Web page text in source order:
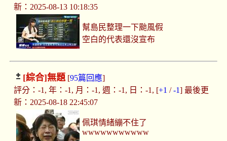
新：2025-08-13 10:18:35
幫島民整理一下颱風假
空白的代表還沒宣布
[綜合]無題[95篇回應]
評分：-1, 年：-1, 月：-1, 週：-1, 日：-1, [+1 /-1] 最後更
新：2025-08-18 22:45:07
佩琪情緒繃不住了
wwwwwwwwwww